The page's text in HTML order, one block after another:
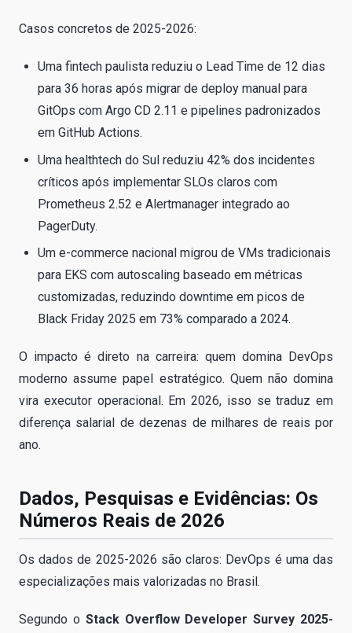
Casos concretos de 2025-2026:
Uma fintech paulista reduziu o Lead Time de 12 dias
para 36 horas após migrar de deploy manual para
GitOps com Argo CD 2.11 e pipelines padronizados
em GitHub Actions.
Uma healthtech do Sul reduziu 42% dos incidentes
críticos após implementar SLOs claros com
Prometheus 2.52 e Alertmanager integrado ao
PagerDuty.
Um e-commerce nacional migrou de VMs tradicionais
para EKS com autoscaling baseado em métricas
customizadas, reduzindo downtime em picos de
Black Friday 2025 em 73% comparado a 2024.
O impacto é direto na carreira: quem domina DevOps
moderno assume papel estratégico. Quem não domina
vira executor operacional. Em 2026, isso se traduz em
diferença salarial de dezenas de milhares de reais por
ano.
Dados, Pesquisas e Evidências: Os
Números Reais de 2026
Os dados de 2025-2026 são claros: DevOps é uma das
especializações mais valorizadas no Brasil.
Segundo o Stack Overflow Developer Survey 2025-